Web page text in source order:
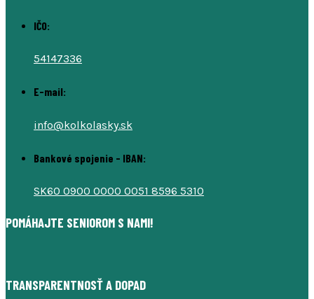
IČO:
54147336
E-mail:
info@kolkolasky.sk
Bankové spojenie - IBAN:
SK60 0900 0000 0051 8596 5310
POMÁHAJTE SENIOROM S NAMI!
TRANSPARENTNOSŤ A DOPAD